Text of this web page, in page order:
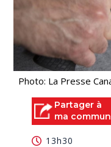
Photo: La Presse
Partager à
ma
13h30